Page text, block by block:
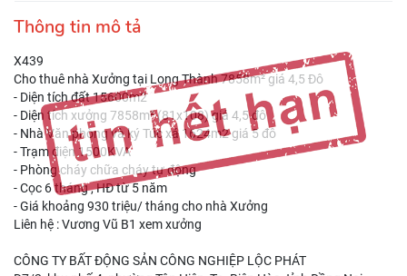
Thông tin mô tả
X439
Cho thuê nhà Xưởng tại Long Thành 7858m² giá 4,5 Đô
- Diện tích đất 15600m2
- Diện tích xưởng 7858m² (81x108) giá 4,5 đô
- Nhà Văn phòng và ký Túc xá 1624m2 giá 5 đô
- Trạm điện 1500KVA
- Phòng cháy chữa cháy tự động
- Cọc 6 tháng , HĐ từ 5 năm
- Giá khoảng 930 triệu/ tháng cho nhà Xưởng
Liên hệ : Vương Vũ B1 xem xưởng
CÔNG TY BẤT ĐỘNG SẢN CÔNG NGHIỆP LỘC PHÁT